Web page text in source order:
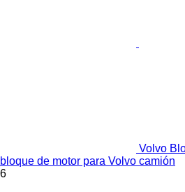
Volvo
bloque de motor para Volvo camión
6